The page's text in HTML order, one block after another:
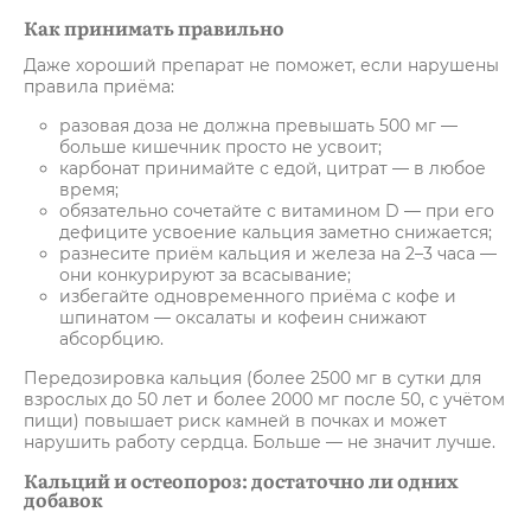
Как принимать правильно
Даже хороший препарат не поможет, если нарушены
правила приёма:
разовая доза не должна превышать 500 мг —
больше кишечник просто не усвоит;
карбонат принимайте с едой, цитрат — в любое
время;
обязательно сочетайте с витамином D — при его
дефиците усвоение кальция заметно снижается;
разнесите приём кальция и железа на 2–3 часа —
они конкурируют за всасывание;
избегайте одновременного приёма с кофе и
шпинатом — оксалаты и кофеин снижают
абсорбцию.
Передозировка кальция (более 2500 мг в сутки для
взрослых до 50 лет и более 2000 мг после 50, с учётом
пищи) повышает риск камней в почках и может
нарушить работу сердца. Больше — не значит лучше.
Кальций и остеопороз: достаточно ли одних
добавок